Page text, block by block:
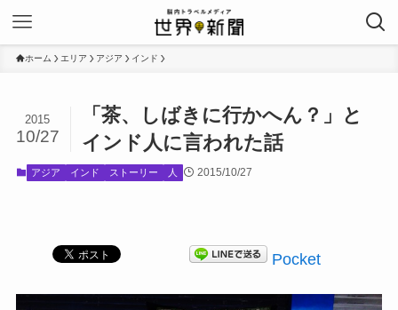
ホーム エリア アジア インド
「茶、しばきに行かへん？」と
インド人に言われた話
2015
10/27
アジア インド ストーリー 人 2015/10/27
Pocket